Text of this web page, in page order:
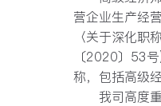
营企业生产经
〈关于深化
〔2020〕53
称，包括高级
我司高度